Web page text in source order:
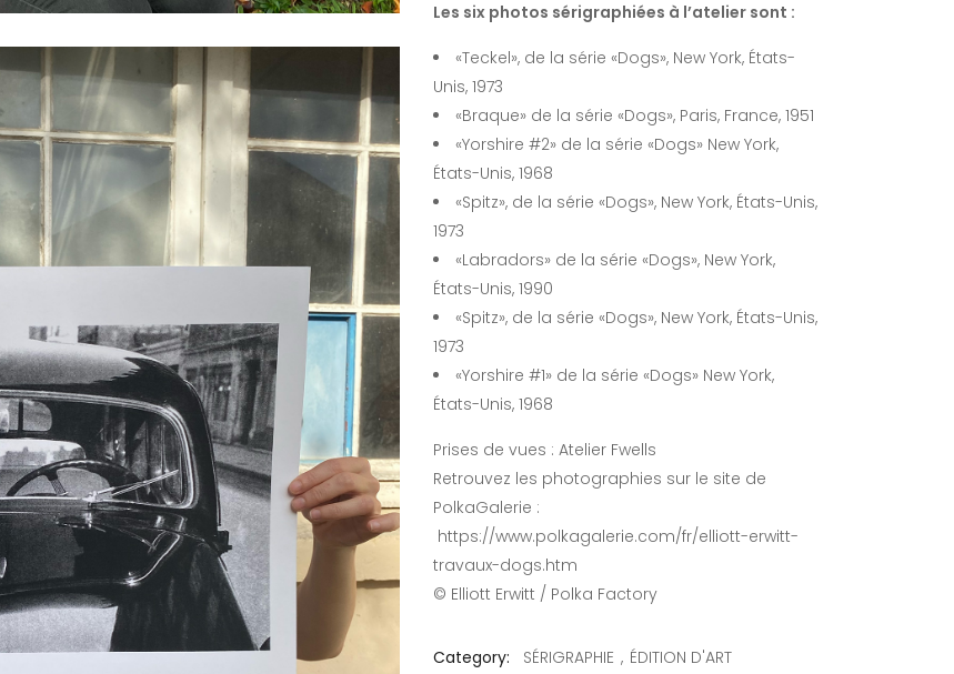
Les six photos sérigraphiées à l’atelier sont :
«Teckel», de la série «Dogs», New York, États-
Unis, 1973
«Braque» de la série «Dogs», Paris, France, 1951
«Yorshire #2» de la série «Dogs» New York,
États-Unis, 1968
«Spitz», de la série «Dogs», New York, États-Unis,
1973
«Labradors» de la série «Dogs», New York,
États-Unis, 1990
«Spitz», de la série «Dogs», New York, États-Unis,
1973
«Yorshire #1» de la série «Dogs» New York,
États-Unis, 1968
Prises de vues : Atelier Fwells
Retrouvez les photographies sur le site de
PolkaGalerie :
https://www.polkagalerie.com/fr/elliott-erwitt-
travaux-dogs.htm
© Elliott Erwitt / Polka Factory
Category: SÉRIGRAPHIE
ÉDITION D'ART